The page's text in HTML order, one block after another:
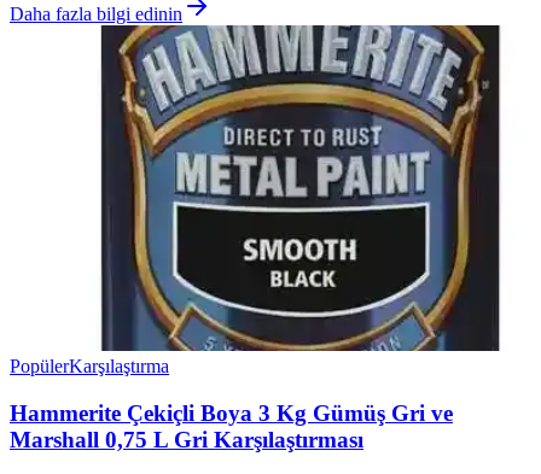
Daha fazla bilgi edinin
PopülerKarşılaştırma
Hammerite Çekiçli Boya 3 Kg Gümüş Gri ve
Marshall 0,75 L Gri Karşılaştırması